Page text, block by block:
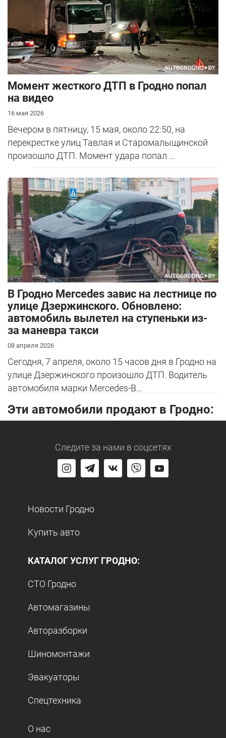
Момент жесткого ДТП в Гродно попал
на видео
16 мая 2026
Вечером в пятницу, 15 мая, около 22:50, на
перекрестке улиц Тавлая и Старомалыщинской
произошло ДТП. Момент удара попал ...
В Гродно Mercedes завис на лестнице по
улице Дзержинского. Обновлено:
автомобиль вылетел на ступеньки из-
за маневра такси
08 апреля 2026
Сегодня, 7 апреля, около 15 часов дня в Гродно на
улице Дзержинского произошло ДТП. Водитель
автомобиля марки Mercedes-B...
Эти автомобили продают в Гродно:
Следите за нами в соцсетях
Новости Гродно
Купить авто
КАТАЛОГ УСЛУГ ГРОДНО:
СТО Гродно
Автомагазины
Авторазборки
Шиномонтажи
Эвакуаторы
Спецтехника
О нас